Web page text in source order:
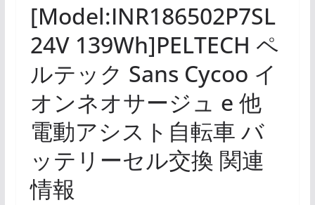
[Model:INR186502P7SL
24V 139Wh]PELTECH ペ
ルテック Sans Cycoo イ
オンネオサージュ e 他
電動アシスト自転車 バ
ッテリーセル交換 関連
情報